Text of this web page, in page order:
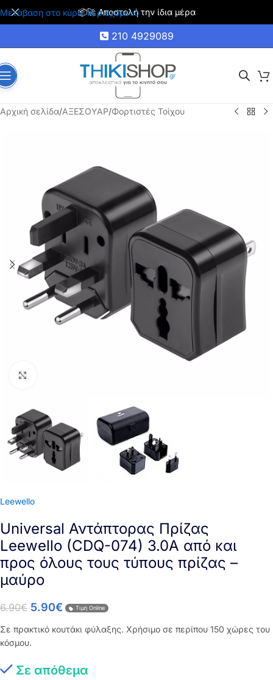
Μετάβαση στο κύριο περιεχόμενο
🚚 Δωρεάν μεταφορικά για αγορές άνω των 35€
210 4929089
Αρχική σελίδα/ΑΞΕΣΟΥΑΡ/Φορτιστές Τοίχου
Leewello
Universal Αντάπτορας Πρίζας
Leewello (CDQ-074) 3.0Α από και
προς όλους τους τύπους πρίζας –
μαύρο
6.90€ 5.90€ Τιμή Online
Σε πρακτικό κουτάκι φύλαξης. Χρήσιμο σε περίπου 150 χώρες του
κόσμου.
Σε απόθεμα